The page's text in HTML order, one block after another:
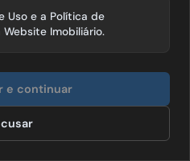
fazer a seguir. Um
está há 12 dias sem
— hora de fazer
opção compatível";
tem 3 imóveis
Uso e a Política de
Imobiliário.
e continuar
imóveis? 😊